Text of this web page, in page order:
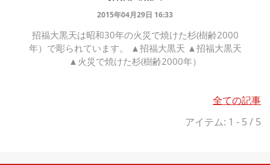
2015年04月29日 16:33
招福大黒天は昭和30年の火災で焼けた杉(樹齢2000
年）で彫られています。 ▲招福大黒天 ▲招福大黒天
▲火災で焼けた杉(樹齢2000年）
全ての記事
アイテム: 1 - 5 / 5